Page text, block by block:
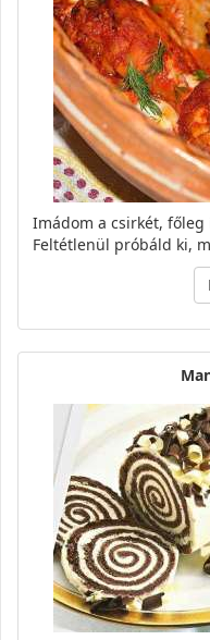
Imádom a csirkét,
Feltétlenül próbáld ki,